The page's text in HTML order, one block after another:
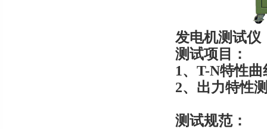
发电机测试仪
测试项目：
1、T-N特性曲
2、出力特性
测试规范：